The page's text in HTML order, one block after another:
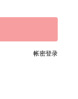
帐密登录